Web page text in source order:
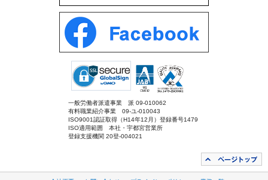
一般労働者派遣事業 派 09-010062
有料職業紹介事業 09-ユ-010043
ISO9001認証取得（H14年12月）登録番号1479
ISO適用範囲 本社・宇都宮営業所
登録支援機関 20登-004021